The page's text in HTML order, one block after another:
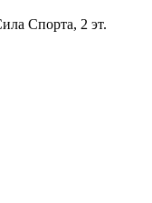
Спорта, 2 эт.